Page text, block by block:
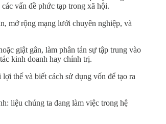
vấn đề phức tạp trong xã hội.
mở rộng mạng lưới chuyên nghiệp, và
giật gân, làm phân tán sự tập trung vào
kinh doanh hay chính trị.
thế và biết cách sử dụng vốn để tạo ra
liệu chúng ta đang làm việc trong hệ